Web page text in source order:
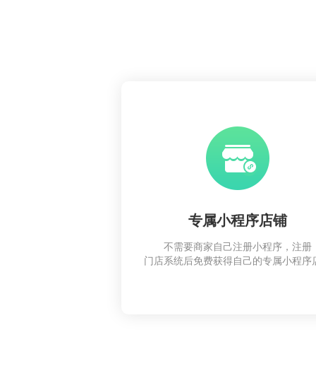
专属小程序店铺
不需要商家自己注册小程序，注册
门店系统后免费获得自己的专属小程序